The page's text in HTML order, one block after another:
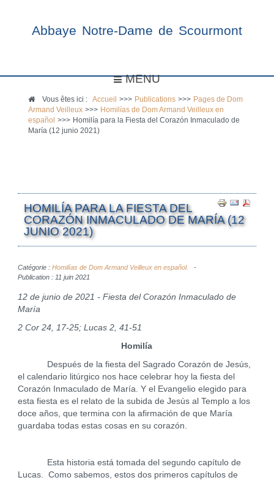
Abbaye Notre-Dame de Scourmont
MENU
Vous êtes ici :Accueil >>> Publications >>> Pages de Dom
Armand Veilleux >>> Homilías de Dom Armand Veilleux en
español
>>> Homilía para la Fiesta del Corazón Inmaculado de
María (12 junio 2021)
HOMILÍA PARA LA FIESTA DEL
CORAZÓN INMACULADO DE MARÍA (12
JUNIO 2021)
Catégorie : Homilías de Dom Armand Veilleux en español.
Publication : 11 juin 2021
12 de junio de 2021 - Fiesta del Corazón Inmaculado de
María
2 Cor 24, 17-25; Lucas 2, 41-51
Homilía
Después de la fiesta del Sagrado Corazón de Jesús,
el calendario litúrgico nos hace celebrar hoy la fiesta del
Corazón Inmaculado de María. Y el Evangelio elegido para
esta fiesta es el relato de la subida de Jesús al Templo a los
doce años, que termina con la afirmación de que María
guardaba todas estas cosas en su corazón.
Esta historia está tomada del segundo capítulo de
Lucas. Como sabemos, estos dos primeros capítulos de